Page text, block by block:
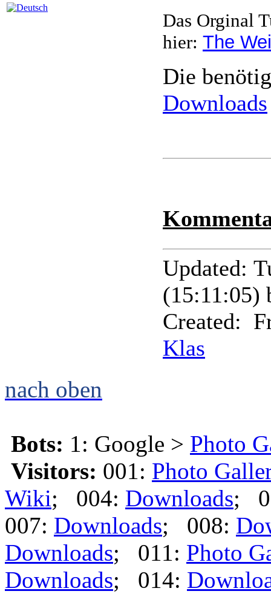
Das Orginal
hier: The
Die
Downloads
Updated:
(15:11:05)
Created:
Klas
nach oben
Bots: 1: Google > Photo
Visitors: 001: Photo
Wiki; 004: Downloads;
007: Downloads; 008:
Downloads; 011: Photo
Downloads; 014: